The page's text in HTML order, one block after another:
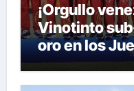
¡Orgullo
Vinotinto
oro en los
tras unos